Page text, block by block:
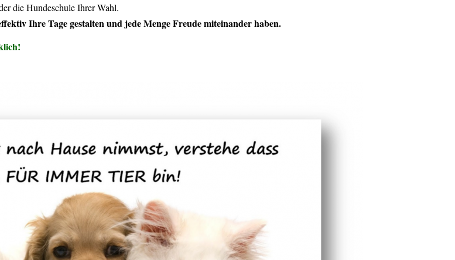
die Hundeschule Ihrer Wahl.
Ihre Tage gestalten und jede Menge Freude miteinander haben.